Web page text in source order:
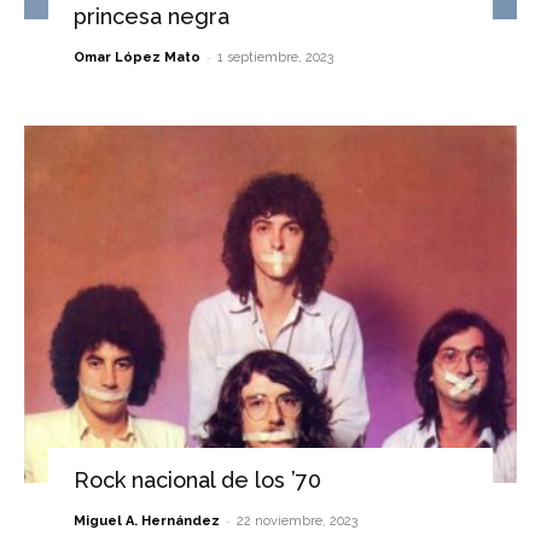
princesa negra
Omar López Mato - 1 septiembre, 2023
Rock nacional de los ’70
Miguel A. Hernández - 22 noviembre, 2023